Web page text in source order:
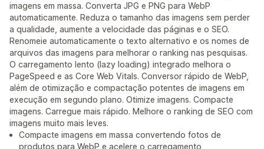
imagens em massa. Converta JPG e PNG para WebP
automaticamente. Reduza o tamanho das imagens sem perder
a qualidade, aumente a velocidade das páginas e o SEO.
Renomeie automaticamente o texto alternativo e os nomes de
arquivos das imagens para melhorar o ranking nas pesquisas.
O carregamento lento (lazy loading) integrado melhora o
PageSpeed e as Core Web Vitals. Conversor rápido de WebP,
além de otimização e compactação potentes de imagens em
execução em segundo plano. Otimize imagens. Compacte
imagens. Carregue mais rápido. Melhore o ranking de SEO com
imagens muito mais leves.
Compacte imagens em massa convertendo fotos de
produtos para WebP e acelere o carregamento